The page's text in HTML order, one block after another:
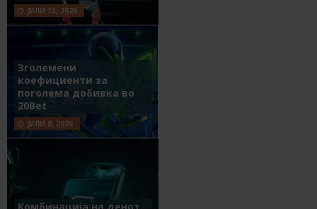
ЈУЛИ 15, 2026
Зголемени
коефициенти за
поголема добивка во
20Bet
ЈУЛИ 8, 2026
Комбинација на денот